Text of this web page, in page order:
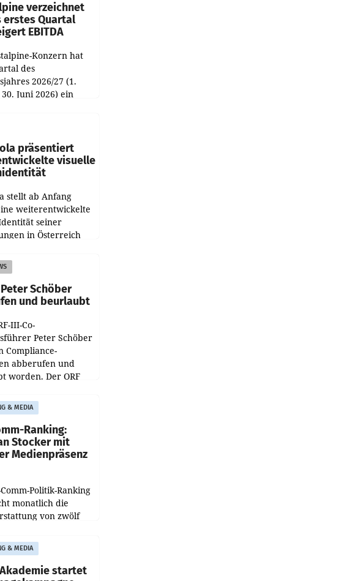
verzeichnet
erstes Quartal
EBITDA
Konzern hat
des
2026/27 (1.
Juni 2026) ein
stieg im Vergleich
präsentiert
visuelle
stellt ab Anfang
weiterentwickelte
seiner
in Österreich
stehen zentrale
Peter Schöber
und beurlaubt
III-Co-
Peter Schöber
Compliance-
abberufen und
worden. Der ORF
& MEDIA
Ranking:
Stocker mit
Medienpräsenz
Comm-Politik-Ranking
monatlich die
von zwölf
und analysiert,
und
die
& MEDIA
startet